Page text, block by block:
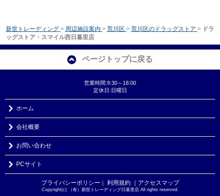
新世トレーディング > 周辺施設案内 > 荒川区 > 荒川区のドラッグストア > ドラ
ッグストア・スマイル西日暮里店
ページトップに戻る
営業時間:9:30～18:00
定休日:日曜日
ホーム
会社概要
お問い合わせ
PCサイト
プライバシーポリシー ｜ 利用規約 ｜アクセスマップ
Copyright(c) （有）新世トレーディング日暮里店 All rights reserved.